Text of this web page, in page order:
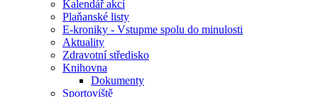
Kalendář akcí
Plaňanské listy
E-kroniky - Vstupme spolu do minulosti
Aktuality
Zdravotní středisko
Knihovna
Dokumenty
Sportoviště